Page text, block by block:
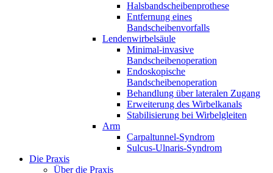
Halsbandscheibenprothese
Entfernung eines
Bandscheibenvorfalls
Lendenwirbelsäule
Minimal-invasive
Bandscheibenoperation
Endoskopische
Bandscheibenoperation
Behandlung über lateralen Zugang
Erweiterung des Wirbelkanals
Stabilisierung bei Wirbelgleiten
Arm
Carpaltunnel-Syndrom
Sulcus-Ulnaris-Syndrom
Die Praxis
Über die Praxis